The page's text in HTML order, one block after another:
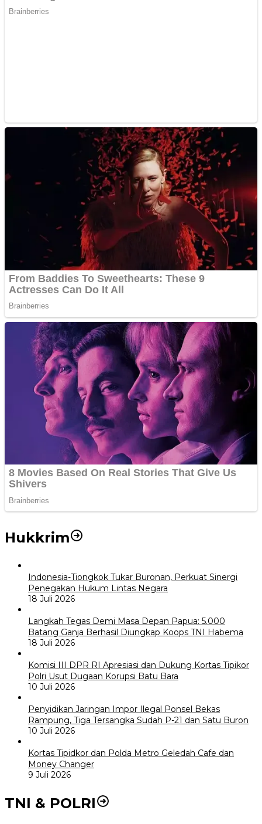
Hukkrim
Indonesia-Tiongkok Tukar Buronan, Perkuat Sinergi
Penegakan Hukum Lintas Negara
18 Juli 2026
Langkah Tegas Demi Masa Depan Papua: 5.000
Batang Ganja Berhasil Diungkap Koops TNI Habema
18 Juli 2026
Komisi III DPR RI Apresiasi dan Dukung Kortas Tipikor
Polri Usut Dugaan Korupsi Batu Bara
10 Juli 2026
Penyidikan Jaringan Impor Ilegal Ponsel Bekas
Rampung, Tiga Tersangka Sudah P-21 dan Satu Buron
10 Juli 2026
Kortas Tipidkor dan Polda Metro Geledah Cafe dan
Money Changer
9 Juli 2026
TNI & POLRI